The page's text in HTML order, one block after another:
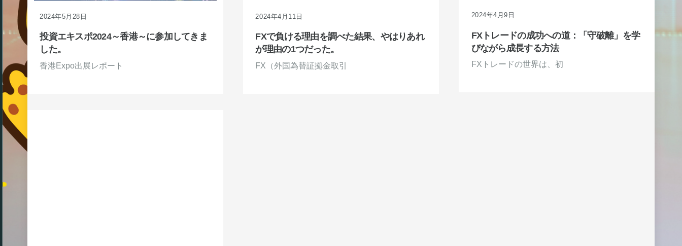
2024年5月28日
投資エキスポ2024～香港～に参加してきま
した。
香港Expo出展レポート
2024年4月11日
FXで負ける理由を調べた結果、やはりあれ
が理由の1つだった。
FX（外国為替証拠金取引
2024年4月9日
FXトレードの成功への道：「守破離」を学
びながら成長する方法
FXトレードの世界は、初